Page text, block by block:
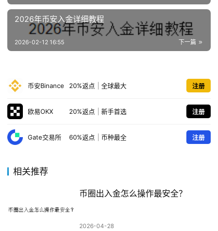
2026年币安入金详细教程
下一篇
2026-02-12 16:55
币安Binance 20%返点 全球最大 注册
欧易OKX 20%返点 新手首选 注册
Gate交易所 60%返点 币种最全 注册
相关推荐
币圈出入金怎么操作最安全？
2026-04-28